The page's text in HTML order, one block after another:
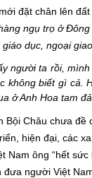
chân lên đất
ngụ trọ ở
dục, ngoại
ta rồi, mình hết
không biết gì cả.
ở Anh Hoa tam
Bội Châu chưa
hiện đại, các
Nam ông “hết
đưa người Việt